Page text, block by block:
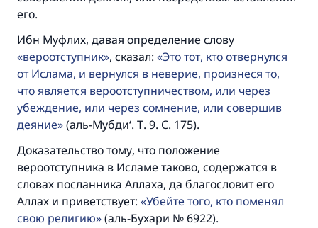
его.
Ибн Муфлих, давая определение слову
вероотступник , сказал: Это тот, кто отвернулся
от Ислама, и вернулся в неверие, произнеся то,
что является вероотступничеством, или через
убеждение, или через сомнение, или совершив
деяние (аль-Мубди‘. Т. 9. С. 175).
Доказательство тому, что положение
вероотступника в Исламе таково, содержатся в
словах посланника Аллаха, да благословит его
Аллах и приветствует: Убейте того, кто поменял
свою религию (аль-Бухари № 6922).